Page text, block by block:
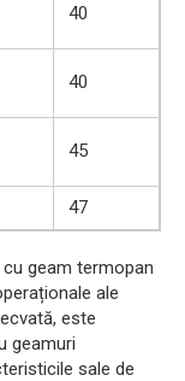
40
40
45
47
geam termopan
ale
este
geamuri
sale de